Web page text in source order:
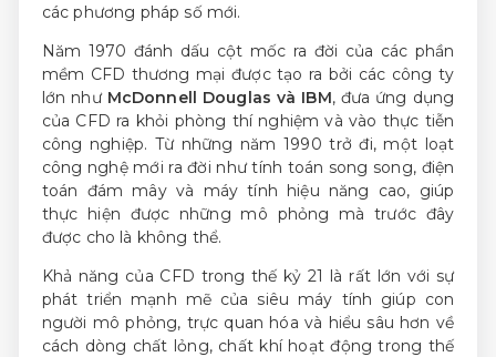
các phương pháp số mới.
Năm 1970 đánh dấu cột mốc ra đời của các phần
mềm CFD thương mại được tạo ra bởi các công ty
lớn như McDonnell Douglas và IBM, đưa ứng dụng
của CFD ra khỏi phòng thí nghiệm và vào thực tiễn
công nghiệp. Từ những năm 1990 trở đi, một loạt
công nghệ mới ra đời như tính toán song song, điện
toán đám mây và máy tính hiệu năng cao, giúp
thực hiện được những mô phỏng mà trước đây
được cho là không thể.
Khả năng của CFD trong thế kỷ 21 là rất lớn với sự
phát triển mạnh mẽ của siêu máy tính giúp con
người mô phỏng, trực quan hóa và hiểu sâu hơn về
cách dòng chất lỏng, chất khí hoạt động trong thế